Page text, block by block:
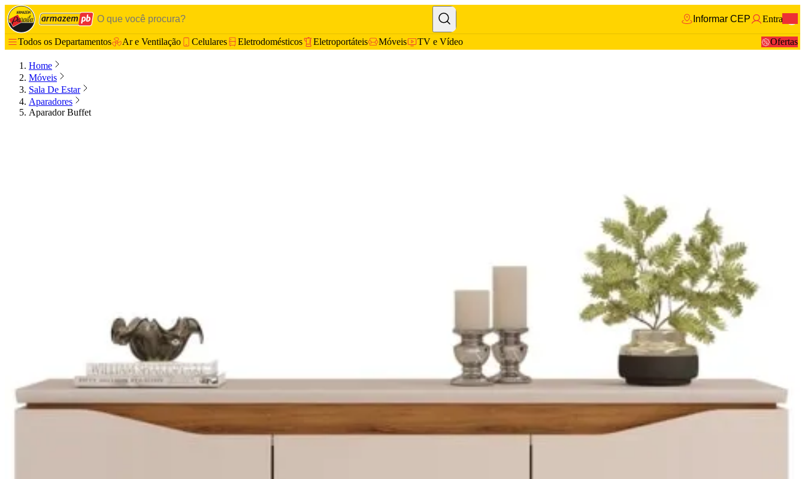
Informar CEP Entrar
Todos os Departamentos Ar e Ventilação Celulares Eletrodomésticos Eletroportáteis Móveis TV e Vídeo Ofertas
Home
Móveis
Sala De Estar
Aparadores
Aparador Buffet